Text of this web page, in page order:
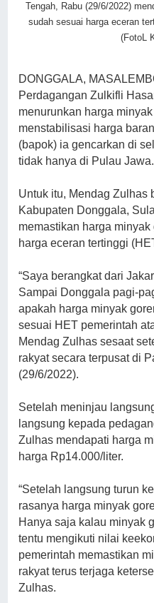
Tengah, Rabu (29/6/2022)
sudah sesuai harga eceran
(FotoL
DONGGALA,
Perdagangan Zulkifli
menurunkan harga
menstabilisasi harga
(bapok) ia gencarkan di
tidak hanya di Pulau Jawa.
Untuk itu, Mendag Zulhas
Kabupaten Donggala,
memastikan harga
harga eceran tertinggi
“Saya berangkat dari
Sampai Donggala pagi-
apakah harga minyak
sesuai HET pemerintah
Mendag Zulhas sesaat
rakyat secara terpusat di
(29/6/2022).
Setelah meninjau
langsung kepada
Zulhas mendapati harga
harga Rp14.000/liter.
“Setelah langsung turun
rasanya harga minyak
Hanya saja kalau minyak
tentu mengikuti nilai
pemerintah memastikan
rakyat terus terjaga
Zulhas.